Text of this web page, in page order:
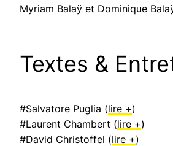
Myriam Balaÿ et Dominique
Textes &
#Salvatore Puglia (lire +)
#Laurent Chambert (lire +)
#David Christoffel (lire +)